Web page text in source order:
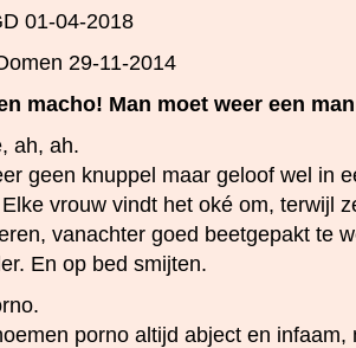
01-04-2018
29-11-2014
macho! Man moet weer een
ah, ah.
geen knuppel maar geloof wel in
vrouw vindt het oké om, terwijl
vanachter goed beetgepakt te
En op bed smijten.
porno altijd abject en infaam,